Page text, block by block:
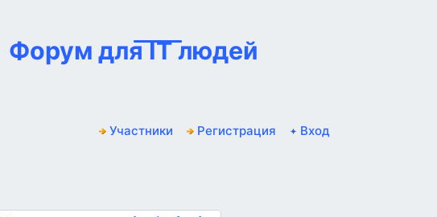
Форум для IT людей
Участники Регистрация Вход